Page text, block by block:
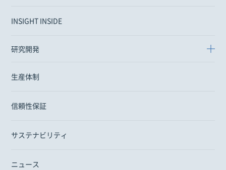
INSIGHT INSIDE
研究開発
生産体制
信頼性保証
サステナビリティ
ニュース